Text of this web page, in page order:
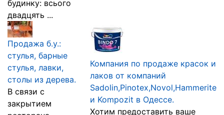
будинку: всього
двадцять ...
Продажа б.у.:
стулья, барные
стулья, лавки,
столы из дерева.
В связи с
закрытием
Компания по продаже красок и
лаков от компаний
Sadolin,Pinotex,Novol,Hammerite
и Kompozit в Одессе.
Хотим предоставить ваше